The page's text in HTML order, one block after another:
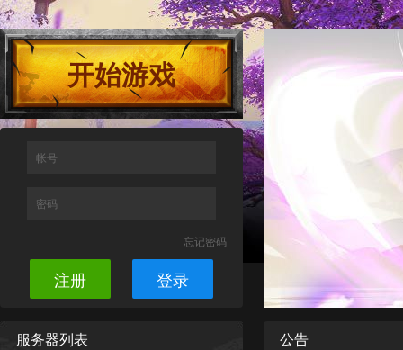
开始游戏
帐号
密码
忘记密码
注册 登录
服务器列表 公告